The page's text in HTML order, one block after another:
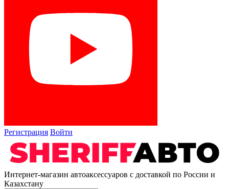
Регистрация Войти
Интернет-магазин автоаксессуаров с доставкой по России и
Казахстану